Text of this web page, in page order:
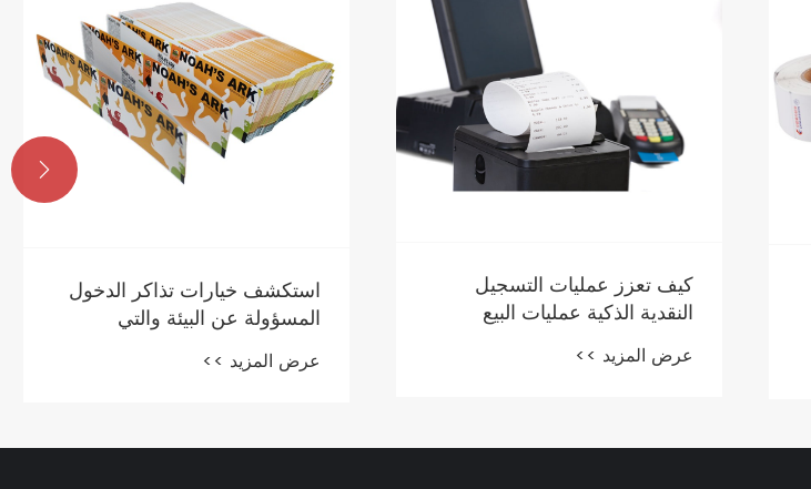
كيف تعزز عمليات التسجيل
النقدية الذكية عمليات البيع
بالتجزئة
عرض المزيد >>
استكشف خيارات تذاكر الدخول
المسؤولة عن البيئة والتي
تتماشى مع أهداف الاستدامة
الخاصة بك.
عرض المزيد >>
